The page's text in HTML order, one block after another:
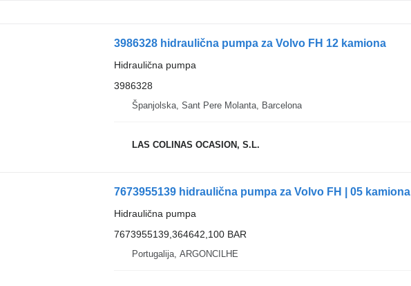
3986328 hidraulična pumpa za Volvo FH 12 kamiona
Hidraulična pumpa
3986328
Španjolska, Sant Pere Molanta, Barcelona
LAS COLINAS OCASION, S.L.
7673955139 hidraulična pumpa za Volvo FH | 05 kamiona
Hidraulična pumpa
7673955139,364642,100 BAR
Portugalija, ARGONCILHE